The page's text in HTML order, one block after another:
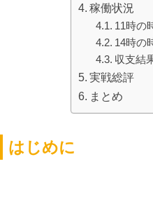
稼働状況
11時の
14時の
収支結
実戦総評
まとめ
はじめに